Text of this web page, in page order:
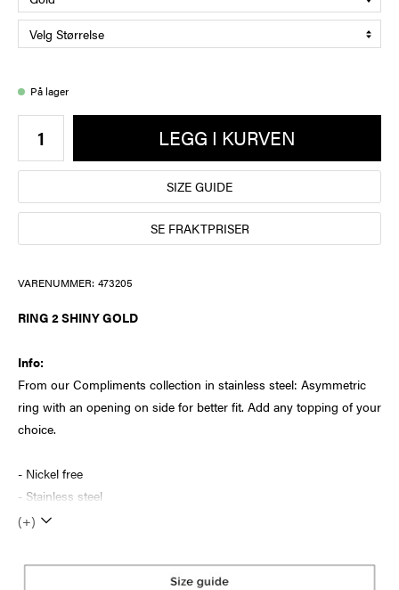
På lager
LEGG I KURVEN
SIZE GUIDE
SE FRAKTPRISER
VARENUMMER: 473205
RING 2 SHINY GOLD
Info:
From our Compliments collection in stainless steel: Asymmetric
ring with an opening on side for better fit. Add any topping of your
choice.
- Nickel free
- Stainless steel
(+)